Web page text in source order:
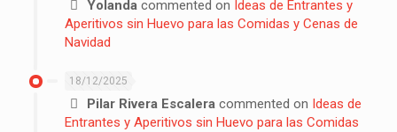
Yolanda commented on Ideas de Entrantes y
Aperitivos sin Huevo para las Comidas y Cenas de
Navidad
18/12/2025
Pilar Rivera Escalera commented on Ideas de
Entrantes y Aperitivos sin Huevo para las Comidas